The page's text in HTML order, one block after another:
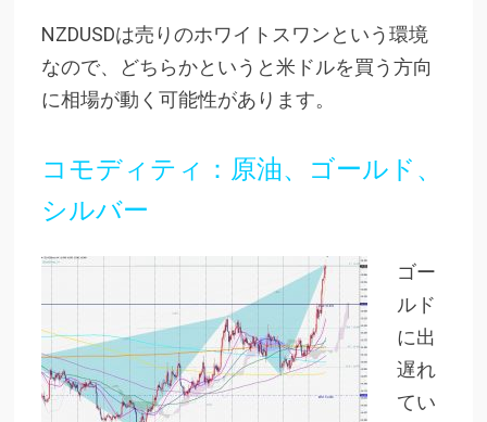
NZDUSDは売りのホワイトスワンという環境
なので、どちらかというと米ドルを買う方向
に相場が動く可能性があります。
コモディティ：原油、ゴールド、
シルバー
ゴー
ルド
に出
遅れ
てい